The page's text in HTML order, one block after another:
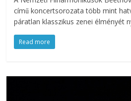
című koncertsorozata több mint
páratlan klasszikus zenei élményét
Read more